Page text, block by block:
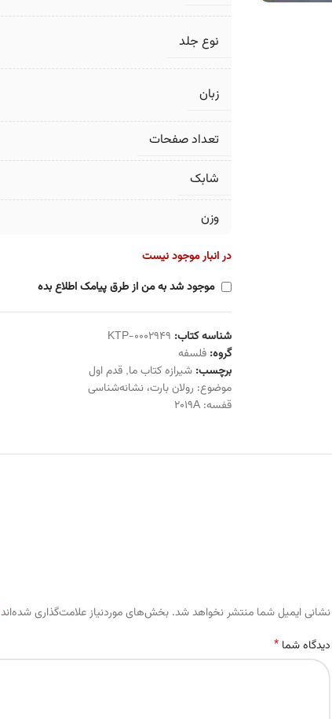
نوع جلد
زبان
تعداد صفحات
شابک
وزن
در انبار موجود نیست
موجود شد به من از طرق پیامک اطلاع بده
شناسه کتاب: KTP-0002949
گروه: فلسفه
برچسب: شیرازه کتاب ما, قدم اول
موضوع: رولان بارت،نشانه‌شناسی
قفسه:2019A
نشانی ایمیل شما منتشر نخواهد شد. بخش‌های موردنیاز علامت‌گذاری شده‌اند
دیدگاه شما *